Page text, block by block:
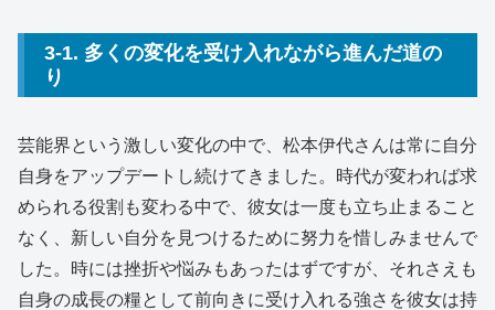
3-1. 多くの変化を受け入れながら進んだ道の
り
芸能界という激しい変化の中で、松本伊代さんは常に自分
自身をアップデートし続けてきました。時代が変われば求
められる役割も変わる中で、彼女は一度も立ち止まること
なく、新しい自分を見つけるために努力を惜しみませんで
した。時には挫折や悩みもあったはずですが、それさえも
自身の成長の糧として前向きに受け入れる強さを彼女は持